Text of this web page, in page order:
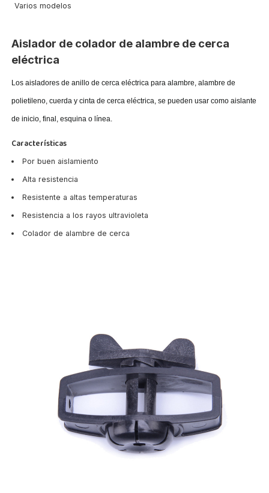
Varios modelos
Aislador de colador de alambre de cerca
eléctrica
Los aisladores de anillo de cerca eléctrica para alambre, alambre de
polietileno, cuerda y cinta de cerca eléctrica, se pueden usar como aislante
de inicio, final, esquina o línea.
Características
Por buen aislamiento
Alta resistencia
Resistente a altas temperaturas
Resistencia a los rayos ultravioleta
Colador de alambre de cerca